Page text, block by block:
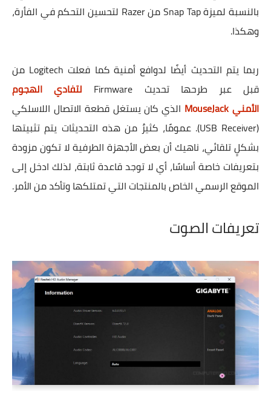
بالنسبة لميزة Snap Tap من Razer لتحسين التحكم في الفأرة،
وهكذا.
ربما يتم التحديث أيضًا لدوافع أمنية كما فعلت Logitech من
قبل عبر طرحها تحديث Firmware
لتفادي الهجوم
الأمني MouseJack
الذي كان يستغل قطعة الاتصال اللاسلكي
(USB Receiver). عمومًا، كثيرٌ من هذه التحديثات يتم تثبيتها
بشكلٍ تلقائي، ناهيك أن بعض الأجهزة الطرفية لا تكون مزودة
بتعريفات خاصة أساسًا، أي لا توجد قاعدة ثابتة، لذلك ادخل إلى
الموقع الرسمي الخاص بالمنتجات التي تمتلكها وتأكد من الأمر.
تعريفات الصوت